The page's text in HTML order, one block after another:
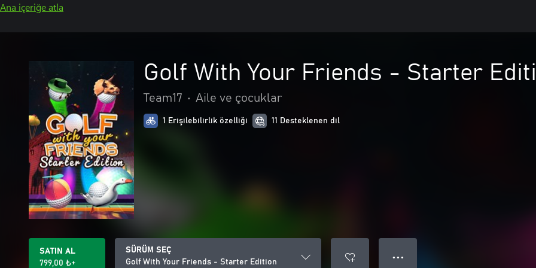
Ana içeriğe atla
Golf With Your Friends - Starter
Team17 • Aile ve çocuklar
1 Erişilebilirlik özelliği 11 Desteklenen dil
SATIN AL
799,00 ₺+
SÜRÜM SEÇ
Golf With Your Friends - Starter Edition
● ● ●